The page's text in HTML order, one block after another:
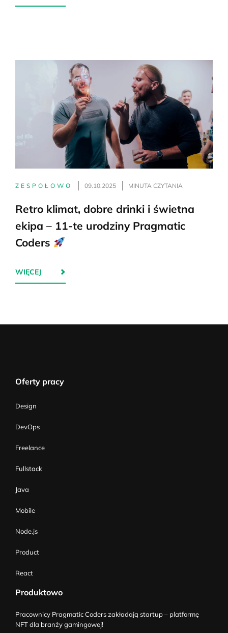
ZESPOŁOWO 09.10.2025 MINUTA CZYTANIA
Retro klimat, dobre drinki i świetna
ekipa – 11-te urodziny Pragmatic
Coders
WIĘCEJ
Oferty pracy
Design
DevOps
Freelance
Fullstack
Java
Mobile
Node.js
Product
React
Produktowo
Pracownicy Pragmatic Coders zakładają startup – platformę
NFT dla branży gamingowej!